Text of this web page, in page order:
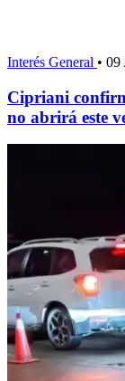
Interés General • 09
Cipriani
no abrirá este